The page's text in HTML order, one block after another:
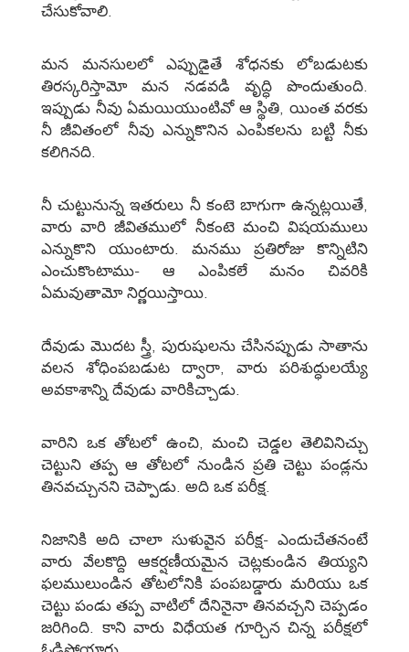
చేసుకోవాలి.
మన మనసులలో ఎప్పుడైతే శోధనకు లోబడుటకు
తిరస్కరిస్తామో మన నడవడి వృద్ధి పొందుతుంది.
ఇప్పుడు నీవు ఏమయియుంటివో ఆ స్థితి, యింత వరకు
నీ జీవితంలో నీవు ఎన్నుకొనిన ఎంపికలను బట్టి నీకు
కలిగినది.
నీ చుట్టునున్న ఇతరులు నీ కంటె బాగుగా ఉన్నట్లయితే,
వారు వారి జీవితములో నీకంటె మంచి విషయములు
ఎన్నుకొని యుంటారు. మనము ప్రతిరోజు కొన్నిటిని
ఎంచుకొంటాము- ఆ ఎంపికలే మనం చివరికి
ఏమవుతామో నిర్ణయిస్తాయి.
దేవుడు మొదట స్త్రీ, పురుషులను చేసినప్పుడు సాతాను
వలన శోధింపబడుట ద్వారా, వారు పరిశుద్ధులయ్యే
అవకాశాన్ని దేవుడు వారికిచ్చాడు.
వారిని ఒక తోటలో ఉంచి, మంచి చెడ్డల తెలివినిచ్చు
చెట్టుని తప్ప ఆ తోటలో నుండిన ప్రతి చెట్టు పండ్లను
తినవచ్చునని చెప్పాడు. అది ఒక పరీక్ష.
నిజానికి అది చాలా సుళువైన పరీక్ష- ఎందుచేతనంటే
వారు వేలకొద్ది ఆకర్షణీయమైన చెట్లకుండిన తియ్యని
ఫలములుండిన తోటలోనికి పంపబడ్డారు మరియు ఒక
చెట్టు పండు తప్ప వాటిలో దేనినైనా తినవచ్చని చెప్పడం
జరిగింది. కాని వారు విధేయత గూర్చిన చిన్న పరీక్షలో